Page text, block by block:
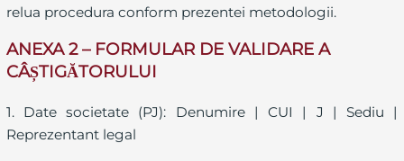
relua procedura conform prezentei metodologii.
ANEXA 2 – FORMULAR DE VALIDARE A
CÂȘTIGĂTORULUI
1. Date societate (PJ): Denumire | CUI | J | Sediu |
Reprezentant legal